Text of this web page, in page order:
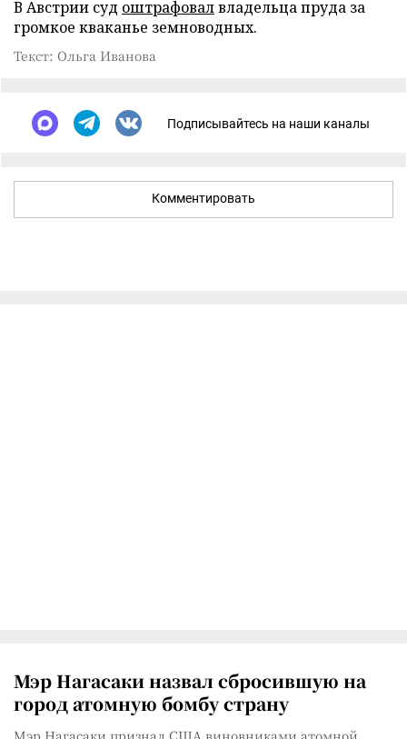
В Австрии суд оштрафовалвладельца пруда за
громкое кваканье земноводных.
Текст: Ольга Иванова
Подписывайтесь на наши каналы
Комментировать
Мэр Нагасаки назвал сбросившую на
город атомную бомбу страну
Мэр Нагасаки признал США виновниками атомной